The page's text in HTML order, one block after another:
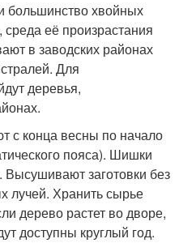
большинство хвойных
её произрастания
в заводских районах
Для
деревья,
с конца весны по начало
пояса). Шишки
заготовки без
лучей. Хранить сырье
дерево растет во дворе,
доступны круглый год.